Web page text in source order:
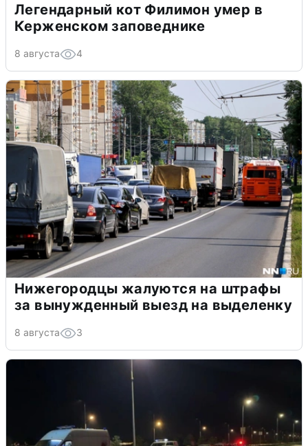
Легендарный кот Филимон умер в
Керженском заповеднике
8 августа 4
Нижегородцы жалуются на штрафы
за вынужденный выезд на выделенку
8 августа 3